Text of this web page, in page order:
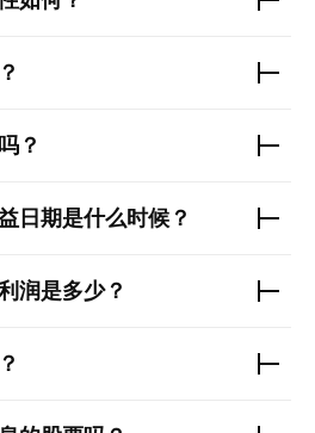
？
日期是什么时候？
润是多少？